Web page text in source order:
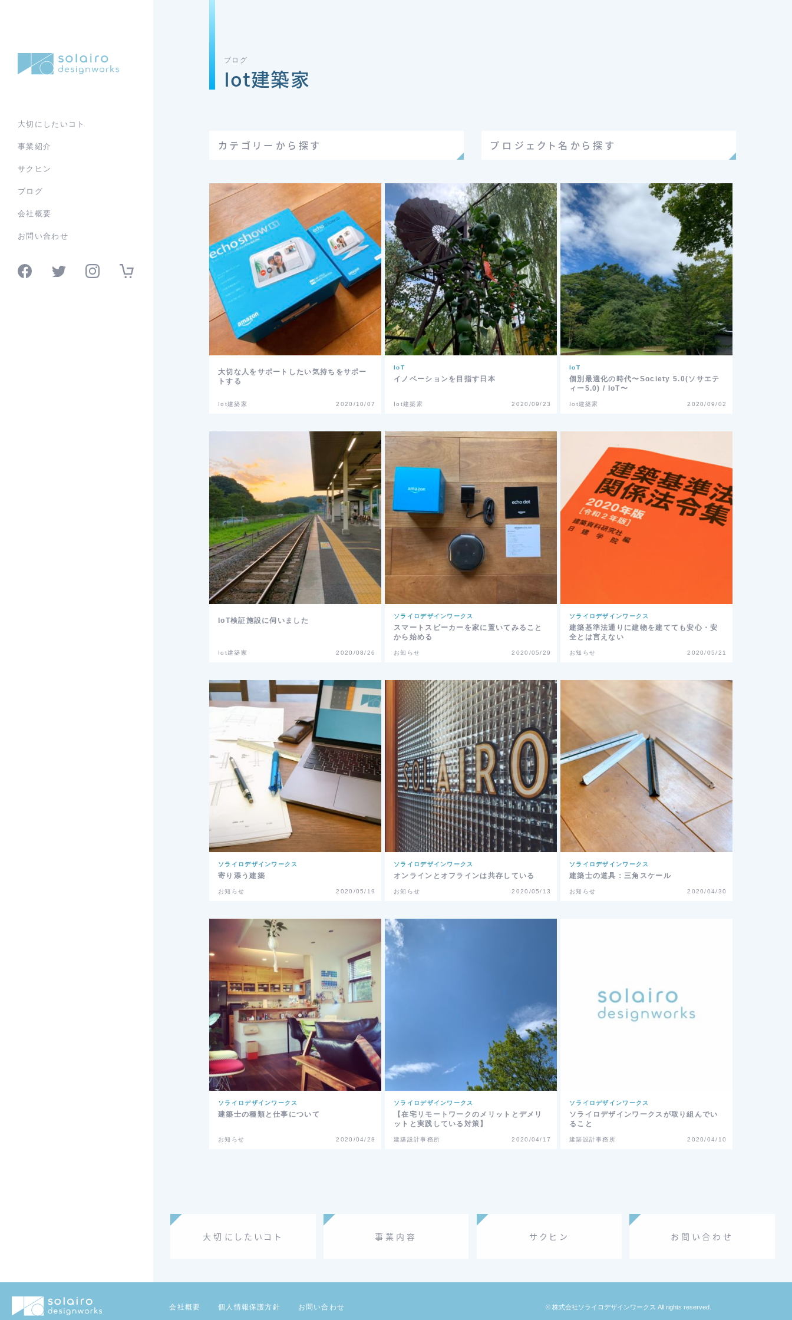
大切にしたいコト
事業紹介
サクヒン
ブログ
会社概要
お問い合わせ
ブログ
Iot建築家
カテゴリーから探す プロジェクト名から探す
大切な人をサポートしたい気持ちをサポー
トする
Iot建築家 2020/10/07
IoT
イノベーションを目指す日本
Iot建築家 2020/09/23
IoT
個別最適化の時代〜Society 5.0(ソサエテ
ィー5.0) / IoT〜
Iot建築家 2020/09/02
IoT検証施設に伺いました
Iot建築家 2020/08/26
ソライロデザインワークス
スマートスピーカーを家に置いてみること
から始める
お知らせ 2020/05/29
ソライロデザインワークス
建築基準法通りに建物を建てても安心・安
全とは言えない
お知らせ 2020/05/21
ソライロデザインワークス
寄り添う建築
お知らせ 2020/05/19
ソライロデザインワークス
オンラインとオフラインは共存している
お知らせ 2020/05/13
ソライロデザインワークス
建築士の道具：三角スケール
お知らせ 2020/04/30
ソライロデザインワークス
建築士の種類と仕事について
お知らせ 2020/04/28
ソライロデザインワークス
【在宅リモートワークのメリットとデメリ
ットと実践している対策】
建築設計事務所 2020/04/17
ソライロデザインワークス
ソライロデザインワークスが取り組んでい
ること
建築設計事務所 2020/04/10
大切にしたいコト 事業内容 サクヒン お問い合わせ
会社概要 個人情報保護方針 お問い合わせ © 株式会社ソライロデザインワークス All rights reserved.